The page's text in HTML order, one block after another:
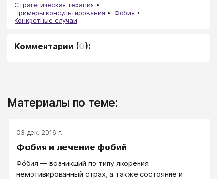
Стратегическая терапия
Примеры консультирования
Фобия
Конкретные случаи
Комментарии (0):
Материалы по теме:
03 дек. 2016 г.
Фобия и лечение фобий
Фóбия — возникший по типу якорения
немотивированный страх, а также состояние и